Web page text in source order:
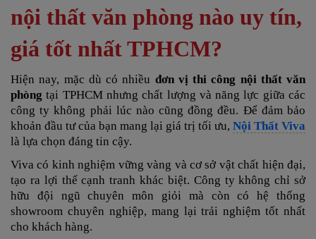
nội thất văn phòng nào uy tín,
giá tốt nhất TPHCM?
Hiện nay, mặc dù có nhiều đơn vị thi công nội thất văn
phòngtại TPHCM nhưng chất lượng và năng lực giữa các
công ty không phải lúc nào cũng đồng đều. Để đảm bảo
khoản đầu tư của bạn mang lại giá trị tối ưu, Nội Thất Viva
là lựa chọn đáng tin cậy.
Viva có kinh nghiệm vững vàng và cơ sở vật chất hiện đại,
tạo ra lợi thế cạnh tranh khác biệt. Công ty không chỉ sở
hữu đội ngũ chuyên môn giỏi mà còn có hệ thống
showroom chuyên nghiệp, mang lại trải nghiệm tốt nhất
cho khách hàng.